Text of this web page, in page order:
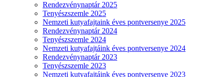
Rendezvénynaptár 2025
Tenyészszemle 2025
Nemzeti kutyafajtaink éves pontversenye 2025
Rendezvénynaptár 2024
Tenyészszemle 2024
Nemzeti kutyafajtáink éves pontversenye 2024
Rendezvénynaptár 2023
Tenyészszemle 2023
Nemzeti kutyafajtáink éves pontversenye 2023